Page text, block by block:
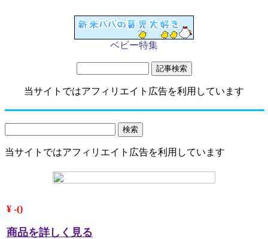
ベビー特集
当サイトではアフィリエイト広告を利用しています
当サイトではアフィリエイト広告を利用しています
¥ -()
商品を詳しく見る